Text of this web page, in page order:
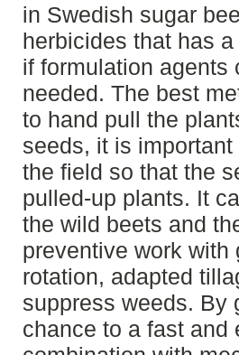
in Swedish sugar
herbicides that has
if formulation agents
needed. The best
to hand pull the
seeds, it is
the field so that the
pulled-up plants. It
the wild beets and
preventive work with
rotation, adapted
suppress weeds. By
chance to a fast and